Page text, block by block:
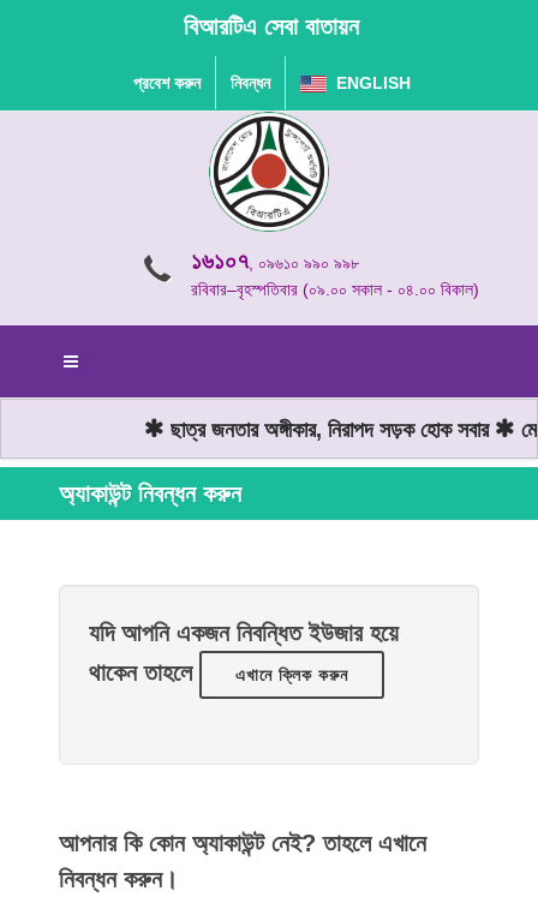
বিআরটিএ সেবা বাতায়ন
প্রবেশ করুন নিবন্ধন ENGLISH
১৬১০৭, ০৯৬১০ ৯৯০ ৯৯৮
রবিবার–বৃহস্পতিবার (০৯.০০ সকাল - ০৪.০০ বিকাল)
ছাত্র জনতার অঙ্গীকার, নিরাপদ সড়ক হোক সবার
অ্যাকাউন্ট নিবন্ধন করুন
যদি আপনি একজন নিবন্ধিত ইউজার হয়ে
থাকেন তাহলে
এখানে ক্লিক করুন
আপনার কি কোন অ্যাকাউন্ট নেই? তাহলে এখানে
নিবন্ধন করুন।